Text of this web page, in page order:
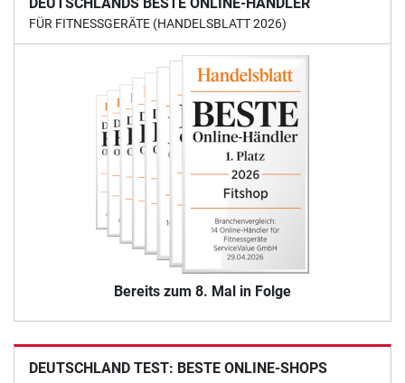
FÜR FITNESSGERÄTE (HANDELSBLATT 2026)
Bereits zum 8. Mal in Folge
DEUTSCHLAND TEST: BESTE ONLINE-SHOPS